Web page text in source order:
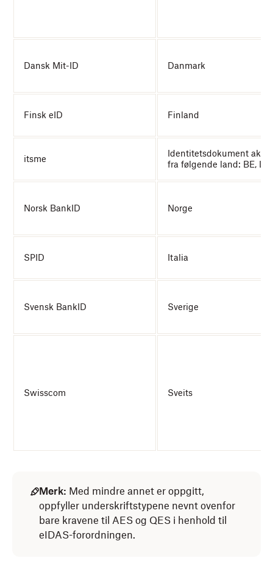
Dansk Mit-ID Danmark
Finsk eID Finland
itsme
Identitetsdokument
fra følgende land: BE,
Norsk BankID Norge
SPID Italia
Svensk BankID Sverige
Swisscom Sveits
Merk: Med mindre annet er oppgitt,
oppfyller underskriftstypene nevnt ovenfor
bare kravene til AES og QES i henhold til
eIDAS-forordningen.